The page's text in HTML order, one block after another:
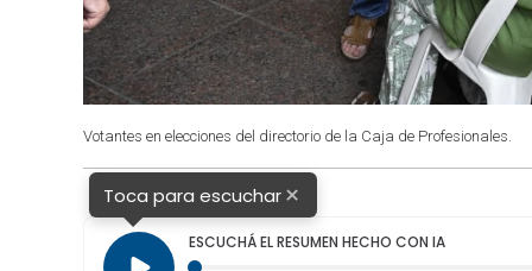
Votantes en elecciones del directorio de la Caja de Profesionales.
Toca para escuchar×
ESCUCHÁ EL RESUMEN HECHO CON IA